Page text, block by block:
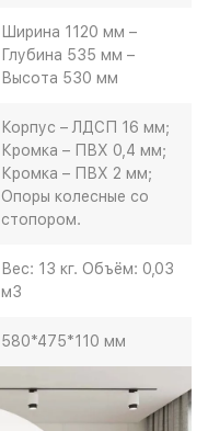
Ширина 1120 мм –
Глубина 535 мм –
Высота 530 мм
Корпус – ЛДСП 16 мм;
Кромка – ПВХ 0,4 мм;
Кромка – ПВХ 2 мм;
Опоры колесные со
стопором.
Вес: 13 кг. Объём: 0,03
м3
580*475*110 мм